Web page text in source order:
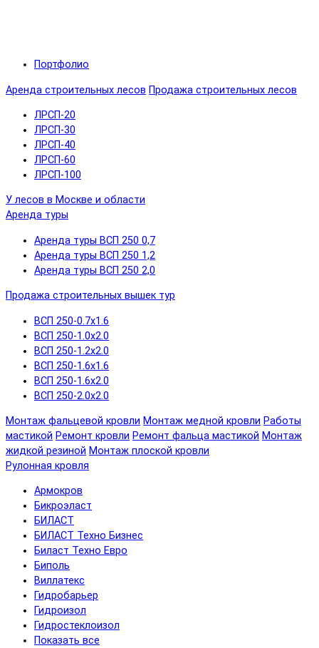
Портфолио
Аренда строительных лесов Продажа строительных лесов
ЛРСП-20
ЛРСП-30
ЛРСП-40
ЛРСП-60
ЛРСП-100
У лесов в Москве и области
Аренда туры
Аренда туры ВСП 250 0,7
Аренда туры ВСП 250 1,2
Аренда туры ВСП 250 2,0
Продажа строительных вышек тур
ВСП 250-0.7x1.6
ВСП 250-1.0x2.0
ВСП 250-1.2x2.0
ВСП 250-1.6x1.6
ВСП 250-1.6х2.0
ВСП 250-2.0x2.0
Монтаж фальцевой кровли Монтаж медной кровли Работы
мастикой Ремонт кровли Ремонт фальца мастикой Монтаж
жидкой резиной Монтаж плоской кровли
Рулонная кровля
Армокров
Бикроэласт
БИЛАСТ
БИЛАСТ Техно Бизнес
Биласт Техно Евро
Биполь
Виллатекс
Гидробарьер
Гидроизол
Гидростеклоизол
Показать все